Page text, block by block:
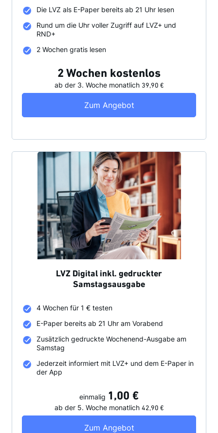
Die LVZ als E-Paper bereits ab 21 Uhr lesen
Rund um die Uhr voller Zugriff auf LVZ+ und
RND+
2 Wochen gratis lesen
2 Wochen kostenlos
ab der 3. Woche monatlich 39,90 €
Zum AngebotLVZ Digital Probeabo
LVZ Digital inkl. gedruckter
Samstagsausgabe
4 Wochen für 1 € testen
E-Paper bereits ab 21 Uhr am Vorabend
Zusätzlich gedruckte Wochenend-Ausgabe am
Samstag
Jederzeit informiert mit LVZ+ und dem E-Paper in
der App
einmalig 1,00 €
ab der 5. Woche monatlich 42,90 €
Zum AngebotLVZ Digital inkl.